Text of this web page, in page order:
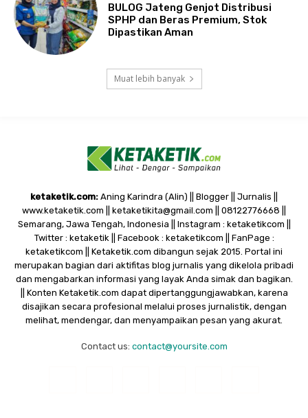
BULOG Jateng Genjot Distribusi
SPHP dan Beras Premium, Stok
Dipastikan Aman
Muat lebih banyak
ketaketik.com: Aning Karindra (Alin) || Blogger || Jurnalis ||
www.ketaketik.com || ketaketikita@gmail.com || 08122776668 ||
Semarang, Jawa Tengah, Indonesia || Instagram : ketaketikcom ||
Twitter : ketaketik || Facebook : ketaketikcom || FanPage :
ketaketikcom || Ketaketik.com dibangun sejak 2015. Portal ini
merupakan bagian dari aktifitas blog jurnalis yang dikelola pribadi
dan mengabarkan informasi yang layak Anda simak dan bagikan.
|| Konten Ketaketik.com dapat dipertanggungjawabkan, karena
disajikan secara profesional melalui proses jurnalistik, dengan
melihat, mendengar, dan menyampaikan pesan yang akurat.
Contact us: contact@yoursite.com